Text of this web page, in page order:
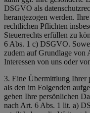
DSGVO als
herangezogen werden.
rechtlichen Pflichten
Steuerrechts erfüllen zu
6 Abs. 1 c) DSGVO.
zudem auf Grundlage
Interessen von uns oder
3. Eine Übermittlung Ihrer
als den im Folgenden
geben Ihre persönlichen
nach Art. 6 Abs. 1 lit. a)